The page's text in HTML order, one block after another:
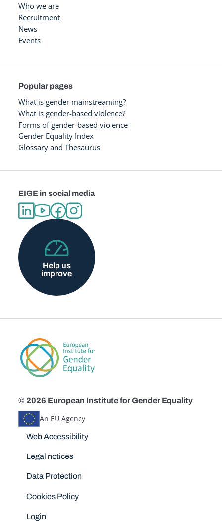
Who we are
Recruitment
News
Events
Popular pages
What is gender mainstreaming?
What is gender-based violence?
Forms of gender-based violence
Gender Equality Index
Glossary and Thesaurus
EIGE in social media
Help us
improve
© 2026 European Institute for Gender Equality
An EU Agency
Disclaimers
Web Accessibility
Legal notices
Data Protection
Cookies Policy
Login